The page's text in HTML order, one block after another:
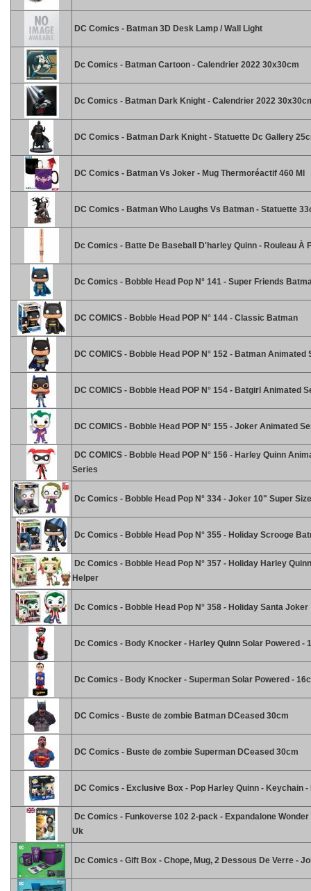
DC Comics - Batman 3D Desk Lamp / Wall Light
Dc Comics - Batman Cartoon - Calendrier 2022 30x30cm
Dc Comics - Batman Dark Knight - Calendrier 2022
DC Comics - Batman Dark Knight - Statuette Dc Gallery
DC Comics - Batman Vs Joker - Mug Thermoréactif 460 Ml
DC Comics - Batman Who Laughs Vs Batman - Statuette
Dc Comics - Batte De Baseball D'harley Quinn - Rouleau À
Dc Comics - Bobble Head Pop N° 141 - Super Friends
DC COMICS - Bobble Head POP N° 144 - Classic Batman
DC COMICS - Bobble Head POP N° 152 - Batman Animated
DC COMICS - Bobble Head POP N° 154 - Batgirl Animated
DC COMICS - Bobble Head POP N° 155 - Joker Animated
DC COMICS - Bobble Head POP N° 156 - Harley Quinn
Series
Dc Comics - Bobble Head Pop N° 334 - Joker 10" Super
Dc Comics - Bobble Head Pop N° 355 - Holiday Scrooge
Dc Comics - Bobble Head Pop N° 357 - Holiday Harley
Helper
Dc Comics - Bobble Head Pop N° 358 - Holiday Santa Joker
Dc Comics - Body Knocker - Harley Quinn Solar Powered -
Dc Comics - Body Knocker - Superman Solar Powered -
DC Comics - Buste de zombie Batman DCeased 30cm
DC Comics - Buste de zombie Superman DCeased 30cm
DC Comics - Exclusive Box - Pop Harley Quinn - Keychain -
Dc Comics - Funkoverse 102 2-pack - Expandalone Wonder
Uk
Dc Comics - Gift Box - Chope, Mug, 2 Dessous De Verre -